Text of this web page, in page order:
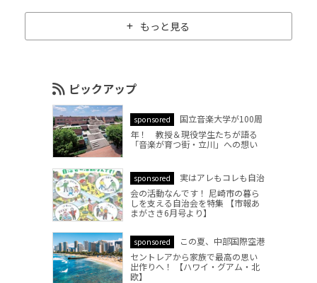
の内で開催
イシェラトンホテル」
記者発表会レポ
もっと見る
ピックアップ
sponsored
国立音楽大学が100周
年！ 教授＆現役学生たちが語る
「音楽が育つ街・立川」への想い
sponsored
実はアレもコレも自治
会の活動なんです！ 尼崎市の暮ら
しを支える自治会を特集 【市報あ
まがさき6月号より】
sponsored
この夏、中部国際空港
セントレアから家族で最高の思い
出作りへ！ 【ハワイ・グアム・北
欧】